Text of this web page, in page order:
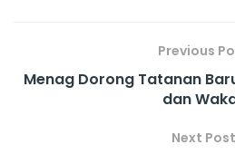
Previous
Menag Dorong Tatanan
dan
Next Post